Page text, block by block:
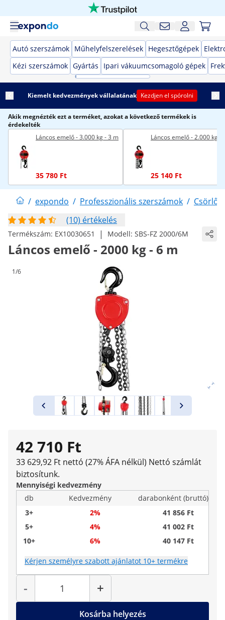
Autó szerszámok Műhelyfelszerelések Hegesztőgépek
Kézi szerszámok Gyártás Ipari vákuumcsomagoló gépek
Kiemelt kedvezmények vállalatának Kezdjen el spórolni
Akik megnézték ezt a terméket, azokat a következő termékek is
érdekelték
Láncos emelő - 3.000 kg - 3 m
35 780 Ft
Láncos emelő - 2.000 kg -
25 140 Ft
/ expondo / Professzionális szerszámok / Csörlők
(10) értékelés
Termékszám: EX10030651 | Modell: SBS-FZ 2000/6M
Láncos emelő - 2000 kg - 6 m
1/6
42 710 Ft
33 629,92 Ft nettó (27% ÁFA nélkül) Nettó számlát
biztosítunk.
Mennyiségi kedvezmény
db
Kedvezmény
darabonként (bruttó)
3+
2%
41 856 Ft
5+
4%
41 002 Ft
10+
6% 40 147 Ft
Kérjen személyre szabott ajánlatot 10+ termékre
-
Mennyiség
+
Kosárba helyezés